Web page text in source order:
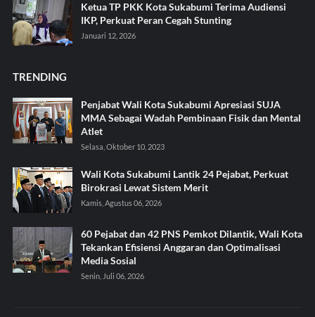
Ketua TP PKK Kota Sukabumi Terima Audiensi
IKP, Perkuat Peran Cegah Stunting
Januari 12, 2026
TRENDING
Penjabat Wali Kota Sukabumi Apresiasi SUJA
MMA Sebagai Wadah Pembinaan Fisik dan Mental
Atlet
Selasa, Oktober 10, 2023
Wali Kota Sukabumi Lantik 24 Pejabat, Perkuat
Birokrasi Lewat Sistem Merit
Kamis, Agustus 06, 2026
60 Pejabat dan 42 PNS Pemkot Dilantik, Wali Kota
Tekankan Efisiensi Anggaran dan Optimalisasi
Media Sosial
Senin, Juli 06, 2026